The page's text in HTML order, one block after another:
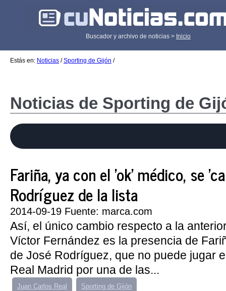
Buscador y archivo de noticias > Inicio
Estás en: Noticias /Sporting de Gijón /
Noticias de Sporting de
Fariña, ya con el 'ok' médico, se
Rodríguez de la lista
2014-09-19 Fuente: marca.com
Así, el único cambio respecto a la
Víctor Fernández es la presencia de
de José Rodríguez, que no puede jugar
Real Madrid por una de las...
Juan Carlos Real Sporting de Gijón